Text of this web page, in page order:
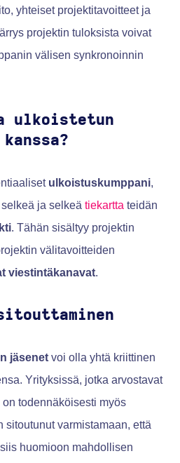
yhteiset projektitavoitteet ja
projektin tuloksista voivat
välisen synkronoinnin
ulkoistetun
ulkoistuskumppani,
ja selkeä tiekartta teidän
. Tähän sisältyy projektin
välitavoitteiden
viestintäkanavat.
jäsenet voi olla yhtä kriittinen
Yrityksissä, jotka arvostavat
todennäköisesti myös
sitoutunut varmistamaan, että
huomioon mahdollisen